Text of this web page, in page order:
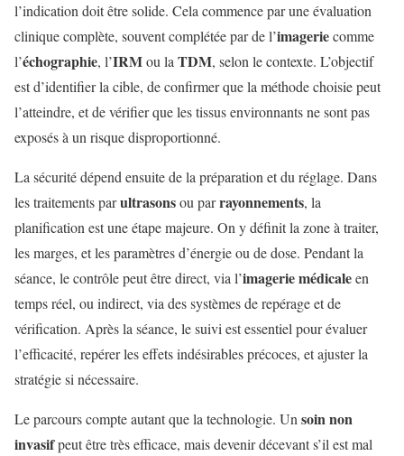
l’indication doit être solide. Cela commence par une évaluation
clinique complète, souvent complétée par de l’imageriecomme
l’échographie, l’IRMou la TDM, selon le contexte. L’objectif
est d’identifier la cible, de confirmer que la méthode choisie peut
l’atteindre, et de vérifier que les tissus environnants ne sont pas
exposés à un risque disproportionné.
La sécurité dépend ensuite de la préparation et du réglage. Dans
les traitements parultrasonsou parrayonnements, la
planification est une étape majeure. On y définit la zone à traiter,
les marges, et les paramètres d’énergie ou de dose. Pendant la
séance, le contrôle peut être direct, via l’imagerie médicaleen
temps réel, ou indirect, via des systèmes de repérage et de
vérification. Après la séance, le suivi est essentiel pour évaluer
l’efficacité, repérer les effets indésirables précoces, et ajuster la
stratégie si nécessaire.
Le parcours compte autant que la technologie. Un soin non
invasifpeut être très efficace, mais devenir décevant s’il est mal